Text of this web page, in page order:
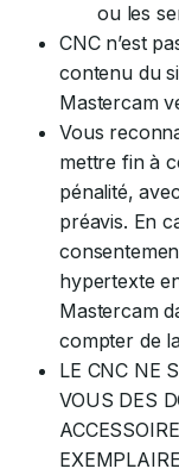
ou les
CNC n’est
contenu du
Mastercam
Vous
mettre fin à
pénalité,
préavis. En
hypertexte
Mastercam
compter de
LE CNC NE
VOUS DES